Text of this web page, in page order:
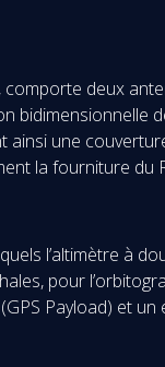
deux
bidimensionnelle
ainsi une
la fourniture du
l’altimètre à
pour
Payload) et